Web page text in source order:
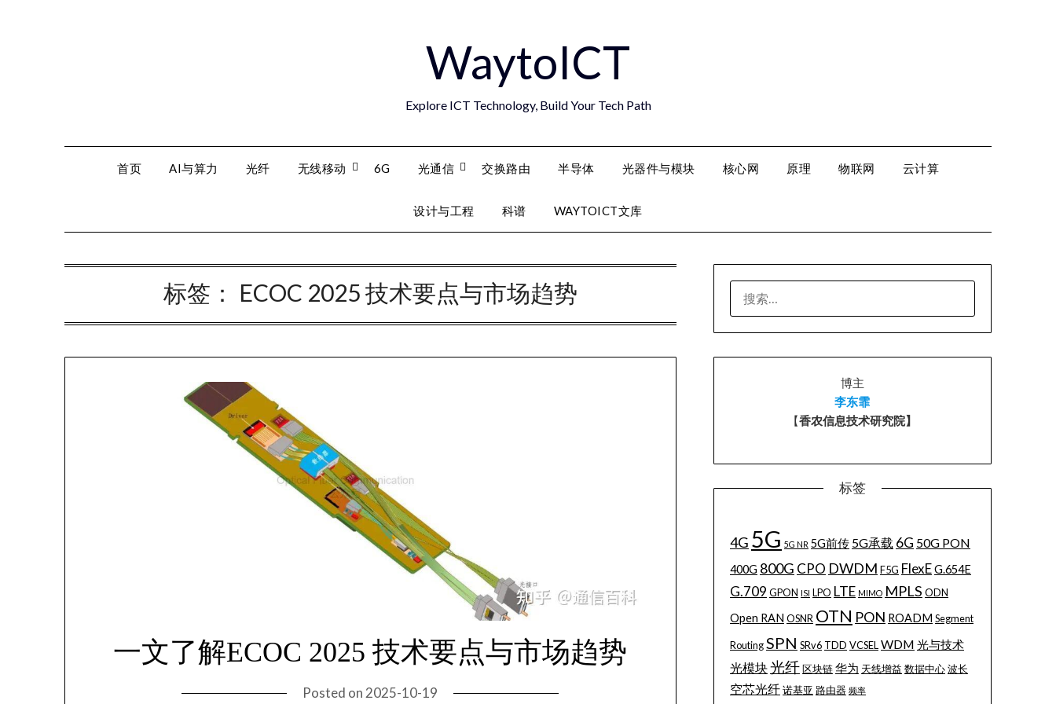
WaytoICT
Explore ICT Technology, Build Your Tech Path
首页 AI与算力 光纤 无线移动 6G 光通信 交换路由 半导体 光器件与模块 核心网 原理 物联网 云计算
设计与工程 科谱 WAYTOICT文库
标签： ECOC 2025 技术要点与市场趋势
一文了解ECOC 2025 技术要点与市场趋势
Posted on 2025-10-19
索：
博主
李东霏
【香农信息技术研究院】
标签
4G 5G 5G NR 5G前传 5G承载 6G 50G PON
400G 800G CPO DWDM F5G FlexEG.654E
G.709 GPON ISI LPO LTE MIMO MPLS ODN
Open RAN OSNR OTN PON ROADM Segment
RoutingSPN SRv6 TDD VCSELWDM 光与技术
光模块光纤区块链华为 天线增益 数据中心波长
空芯光纤诺基亚 路由器 频率